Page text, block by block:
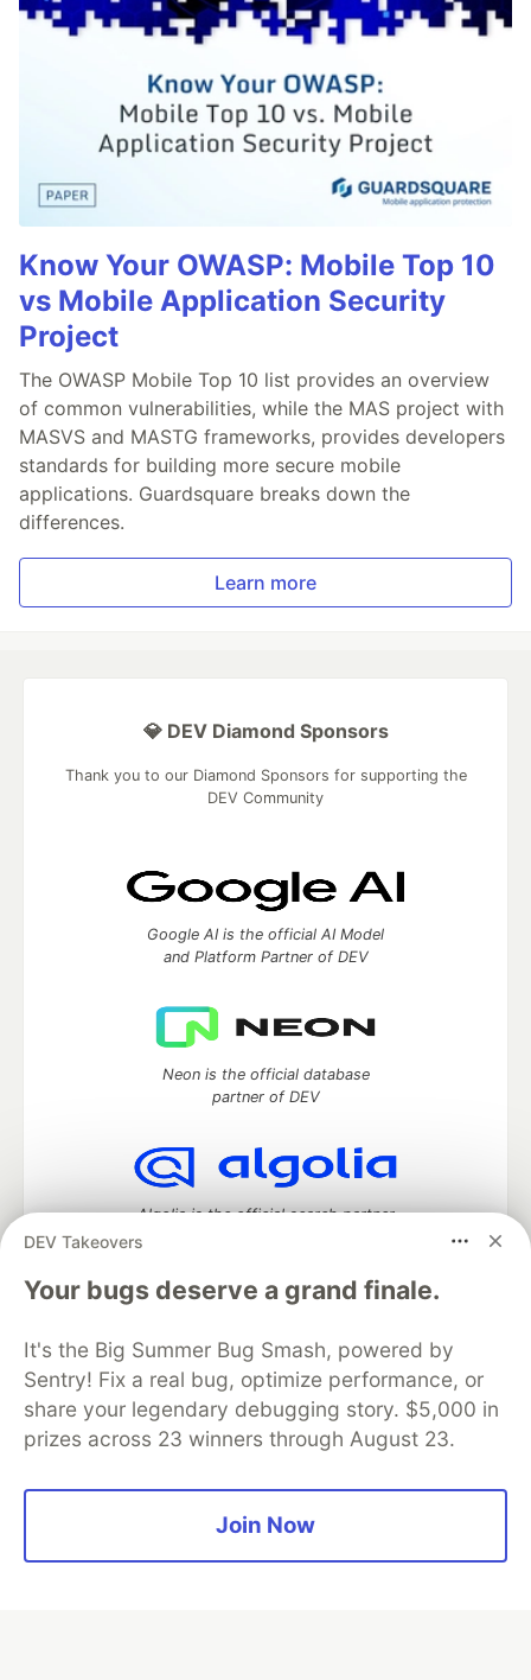
Know Your OWASP: Mobile Top 10
vs Mobile Application Security
Project
The OWASP Mobile Top 10 list provides an overview
of common vulnerabilities, while the MAS project with
MASVS and MASTG frameworks, provides developers
standards for building more secure mobile
applications. Guardsquare breaks down the
differences.
Learn more
DEV Takeovers
Your bugs deserve a grand finale.
It's the Big Summer Bug Smash, powered by
Sentry! Fix a real bug, optimize performance, or
share your legendary debugging story. $5,000 in
prizes across 23 winners through August 23.
Join Now
💎 DEV Diamond Sponsors
Thank you to our Diamond Sponsors for supporting the
DEV Community
Google AI is the official AI Model
and Platform Partner of DEV
Neon is the official database
partner of DEV
Algolia is the official search partner
DEV Community— A space to discuss and keep up software
development and manage your software career
Home
DEV Challenges DEV++
Videos
DEV Education Tracks
DEV Help
Advertise on DEV
Organization Accounts
DEV Showcase About
Contact
Code of Conduct
Privacy Policy
Terms of Use
open sourcesoftware that powers